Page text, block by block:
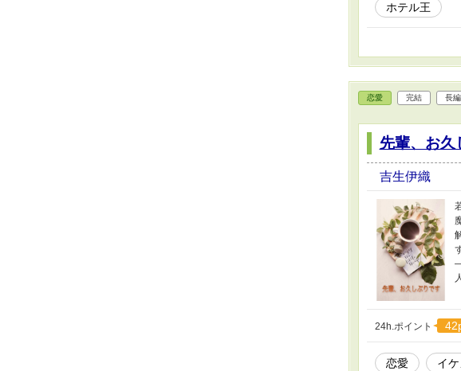
ホテル王
恋愛 完結 長編
先輩、お久
吉生伊織
24h.ポイント
恋愛 イ